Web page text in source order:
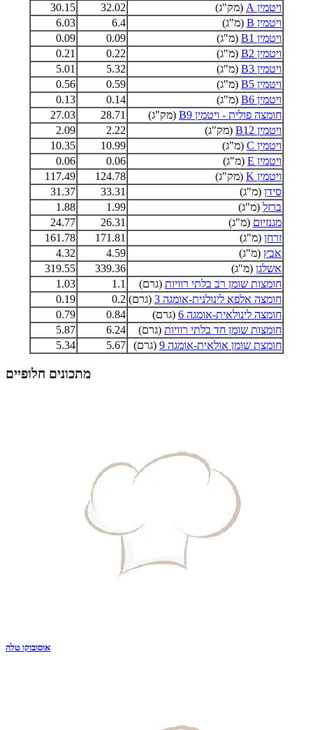
ויטמין A
(מק"ג) 32.02
30.15
ויטמין B
(מ"ג) 6.4
6.03
ויטמין B1
(מ"ג) 0.09
0.09
ויטמין B2
(מ"ג) 0.22
0.21
ויטמין B3
(מ"ג) 5.32
5.01
ויטמין B5
(מ"ג) 0.59
0.56
ויטמין B6
(מ"ג) 0.14
0.13
חומצה פולית - ויטמין B9
(מק"ג) 28.71
27.03
ויטמין B12
(מק"ג) 2.22
2.09
ויטמין C
(מ"ג) 10.99
10.35
ויטמין E
(מ"ג) 0.06
0.06
ויטמין K
(מק"ג) 124.78
117.49
סידן (מ"ג) 33.31
31.37
ברזל (מ"ג) 1.99
1.88
מגנזיום (מ"ג) 26.31
24.77
זרחן (מ"ג) 171.81
161.78
אבץ (מ"ג) 4.59
4.32
אשלגן (מ"ג) 339.36
319.55
חומצות שומן רב בלתי רוויות (גרם) 1.1
1.03
חומצה אלפא לינולנית-אומגה 3
(גרם) 0.2
0.19
חומצה לינולאית-אומגה 6
(גרם) 0.84
0.79
חומצות שומן חד בלתי רוויות (גרם) 6.24
5.87
חומצת שומן אולאית-אומגה 9
(גרם) 5.67
5.34
מתכונים חלופיים
אוסובוקו טלה